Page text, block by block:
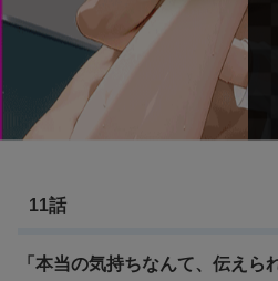
11話
「本当の気持ちなんて、伝えら